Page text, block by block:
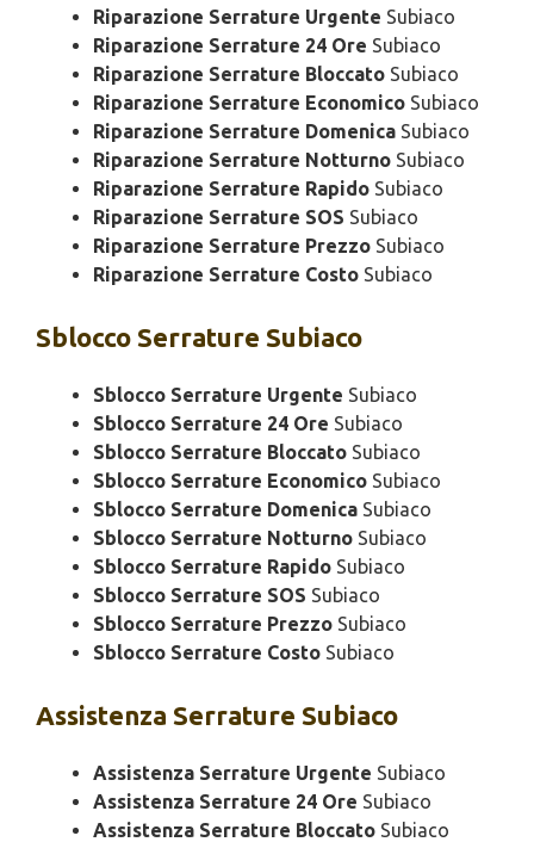
Riparazione Serrature Urgente Subiaco
Riparazione Serrature 24 Ore Subiaco
Riparazione Serrature Bloccato Subiaco
Riparazione Serrature Economico Subiaco
Riparazione Serrature Domenica Subiaco
Riparazione Serrature Notturno Subiaco
Riparazione Serrature Rapido Subiaco
Riparazione Serrature SOS Subiaco
Riparazione Serrature Prezzo Subiaco
Riparazione Serrature Costo Subiaco
Sblocco Serrature Subiaco
Sblocco Serrature Urgente Subiaco
Sblocco Serrature 24 Ore Subiaco
Sblocco Serrature Bloccato Subiaco
Sblocco Serrature Economico Subiaco
Sblocco Serrature Domenica Subiaco
Sblocco Serrature Notturno Subiaco
Sblocco Serrature Rapido Subiaco
Sblocco Serrature SOS Subiaco
Sblocco Serrature Prezzo Subiaco
Sblocco Serrature Costo Subiaco
Assistenza Serrature Subiaco
Assistenza Serrature Urgente Subiaco
Assistenza Serrature 24 Ore Subiaco
Assistenza Serrature Bloccato Subiaco